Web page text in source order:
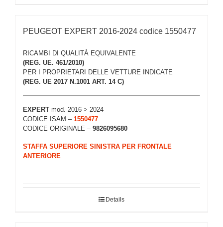
PEUGEOT EXPERT 2016-2024 codice 1550477
RICAMBI DI QUALITÀ EQUIVALENTE
(REG. UE. 461/2010)
PER I PROPRIETARI DELLE VETTURE INDICATE
(REG. UE 2017 N.1001 ART. 14 C)
EXPERT mod. 2016 > 2024
CODICE ISAM – 1550477
CODICE ORIGINALE – 9826095680
STAFFA SUPERIORE SINISTRA PER FRONTALE
ANTERIORE
Details